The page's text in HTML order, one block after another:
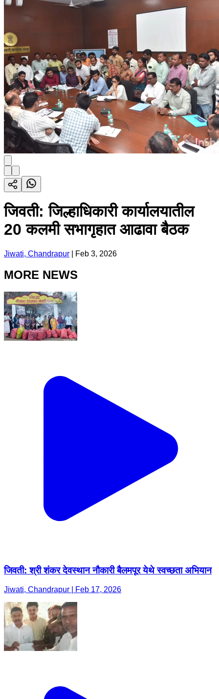
जिवती: जिल्हाधिकारी कार्यालयातील
20 कलमी सभागृहात आढावा बैठक
Jiwati, Chandrapur Feb 3, 2026
MORE NEWS
जिवती: श्री शंकर देवस्थान नौकारी बैलमपूर येथे स्वच्छता अभियान
Jiwati, Chandrapur | Feb 17, 2026